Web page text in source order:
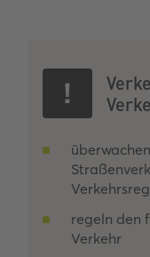
regeln den
Verkehr